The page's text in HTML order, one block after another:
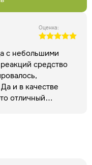
обязательны.
Оценка:
с небольшими
средство
и в качестве
отличный